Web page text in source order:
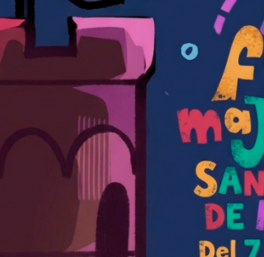
ACTUALITAT
Sant